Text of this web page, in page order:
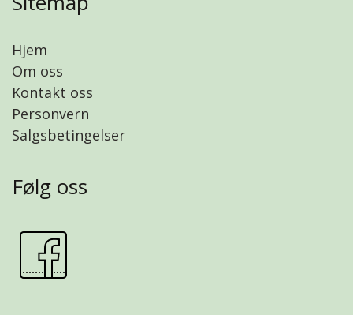
Hjem
Om oss
Kontakt oss
Personvern
Salgsbetingelser
Følg oss